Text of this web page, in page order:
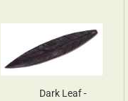
Dark Leaf -